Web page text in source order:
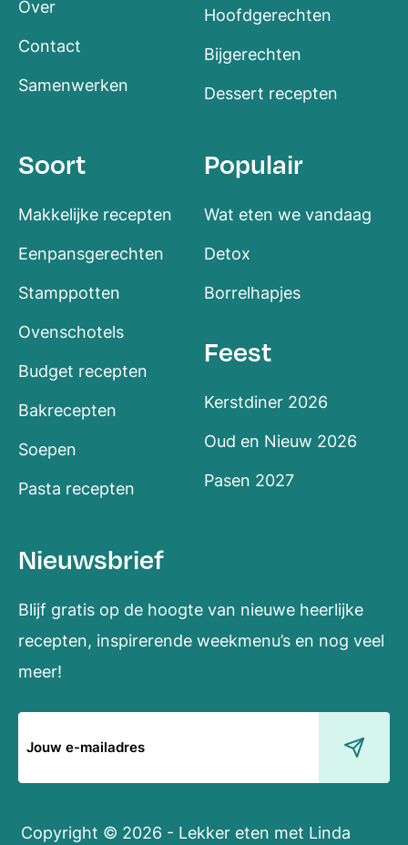
Over
Contact
Samenwerken
Hoofdgerechten
Bijgerechten
Dessert recepten
Soort
Makkelijke recepten
Eenpansgerechten
Stamppotten
Ovenschotels
Budget recepten
Bakrecepten
Soepen
Pasta recepten
Populair
Wat eten we vandaag
Detox
Borrelhapjes
Feest
Kerstdiner 2026
Oud en Nieuw 2026
Pasen 2027
Nieuwsbrief
Blijf gratis op de hoogte van nieuwe heerlijke
recepten, inspirerende weekmenu’s en nog veel
meer!
mailadres
Copyright © 2026 - Lekker eten met Linda